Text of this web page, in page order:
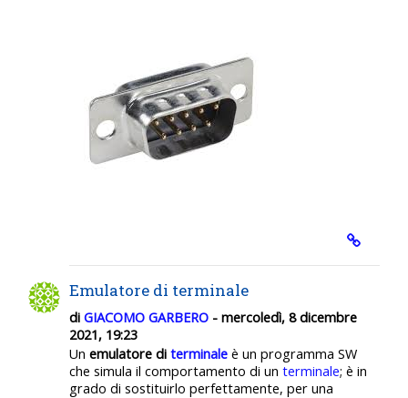
Emulatore di terminale
di GIACOMO GARBERO - mercoledì, 8 dicembre
2021, 19:23
Un emulatore di terminale è un programma SW
che simula il comportamento di un terminale; è in
grado di sostituirlo perfettamente, per una